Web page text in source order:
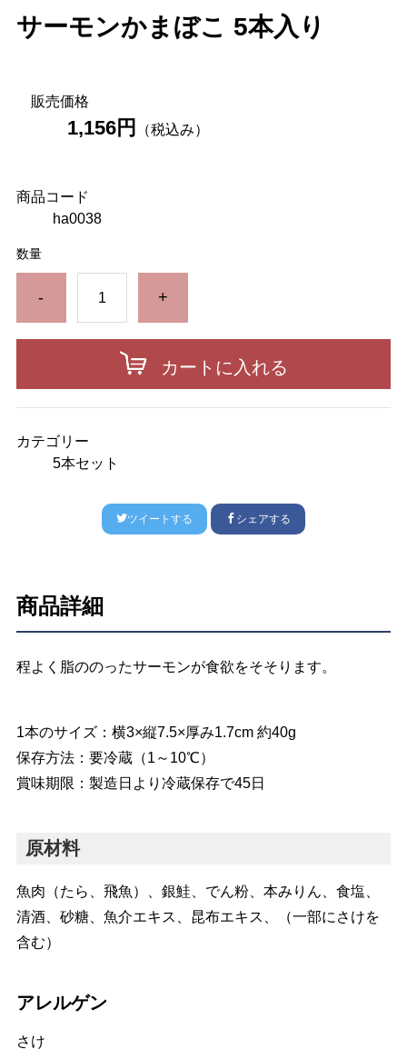
サーモンかまぼこ 5本入り
販売価格
1,156円 （税込み）
商品コード
ha0038
数量
- +
カートに入れる
カテゴリー
5本セット
ツイートする シェアする
商品詳細
程よく脂ののったサーモンが食欲をそそります。
1本のサイズ：横3×縦7.5×厚み1.7cm 約40g
保存方法：要冷蔵（1～10℃）
賞味期限：製造日より冷蔵保存で45日
原材料
魚肉（たら、飛魚）、銀鮭、でん粉、本みりん、食塩、
清酒、砂糖、魚介エキス、昆布エキス、（一部にさけを
含む）
アレルゲン
さけ